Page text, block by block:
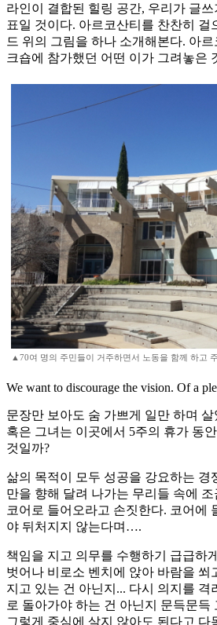
라인이 결합된 힐링 공간, 우리가 글
표일 것이다. 아르코산티를 찬찬히 걸
드 위의 그림을 하나 소개해본다. 아
크숍에 참가했던 어떤 이가 그려놓은
▲70여 명의 주민들이 거주하면서 노동을 함께 하고
We want to discourage the vision. Of a
문장만 보아도 숨 가쁘게 일만 하며
혹은 그녀는 이곳에서 5주의 휴가 동
것일까?
삶의 목적이 모두 성공을 강요하는 경
만을 향해 달려 나가는 무리들 속에
코어로 들어오라고 손짓한다. 코어에
야 뒤처지지 않는다며….
책임을 지고 의무를 수행하기 급급하
벗어나 비로소 벤치에 앉아 바람을 쐬
지고 있는 건 아닌지... 다시 의지를 격
로 돌아가야 하는 건 아닌지 문득문득
그렇게 중심에 살지 않아도 된다고 다